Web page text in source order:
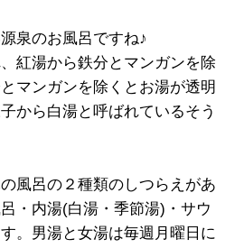
泉のお風呂ですね♪
紅湯から鉄分とマンガンを除
マンガンを除くとお湯が透明
から白湯と呼ばれているそう
風呂の２種類のしつらえがあ
・内湯(白湯・季節湯)・サウ
。男湯と女湯は毎週月曜日に